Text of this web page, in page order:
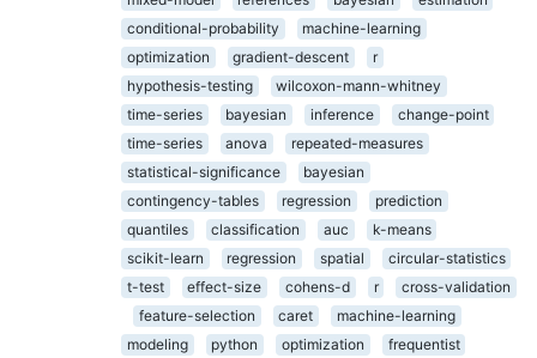
conditional-probability
machine-learning
optimization
gradient-descent
r
hypothesis-testing
wilcoxon-mann-whitney
time-series
bayesian inference
change-point
time-series
anova
repeated-measures
statistical-significance
bayesian
contingency-tables
regression
prediction
quantiles
classification auc
k-means
scikit-learn
regression spatial
circular-statistics
t-test
effect-size cohens-d r
cross-validation
feature-selection
caret
machine-learning
modeling
python optimization
frequentist